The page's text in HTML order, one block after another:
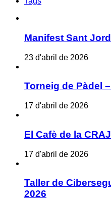
Manifest Sant
23 d'abril de 2026
Torneig de Pàdel
17 d'abril de 2026
El Cafè de la
17 d'abril de 2026
Taller de
2026